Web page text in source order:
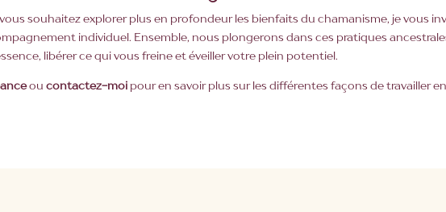
souhaitez explorer plus en profondeur les bienfaits du chamanisme, je vous
individuel. Ensemble, nous plongerons dans ces pratiques
libérer ce qui vous freine et éveiller votre plein potentiel.
ou contactez-moipour en savoir plus sur les différentes façons de travailler